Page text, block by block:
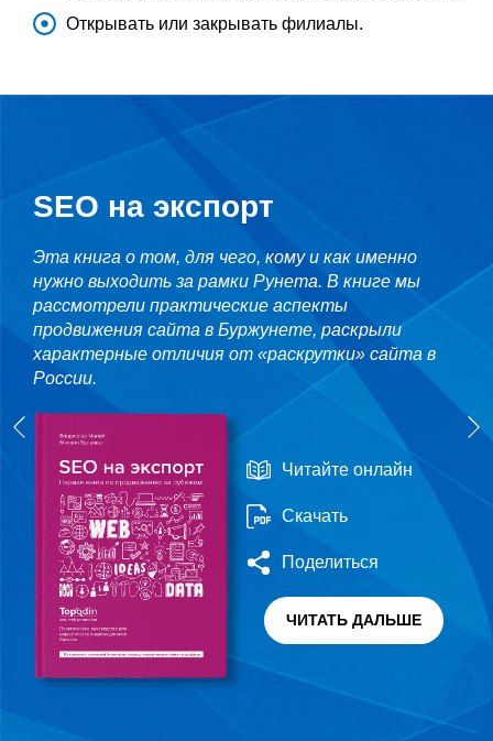
Открывать или закрывать филиалы.
SEO на экспорт
Эта книга о том, для чего, кому и как именно
нужно выходить за рамки Рунета. В книге мы
рассмотрели практические аспекты
продвижения сайта в Буржунете, раскрыли
характерные отличия от «раскрутки» сайта в
России.
Читайте онлайн
Скачать
Поделиться
ЧИТАТЬ ДАЛЬШЕ